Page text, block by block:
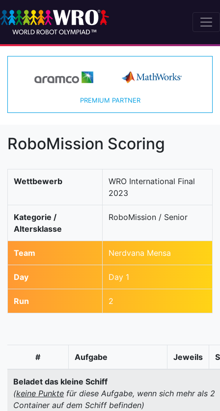
PREMIUM PARTNER
RoboMission Scoring
Wettbewerb
WRO International Final
2023
Kategorie /
Altersklasse
RoboMission / Senior
Team Nerdvana Mensa
Day Day 1
Run 2
# Aufgabe Jeweils
Beladet das kleine Schiff
(keine Punkte für diese Aufgabe, wenn sich mehr als 2
Container auf dem Schiff befinden)